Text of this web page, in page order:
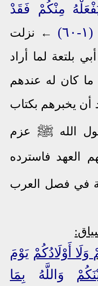
مِنْكُمْ فَقَدْ
(١-٦٠) ←
نزلت
بلتعة لما أراد
كان له عندهم
أن يخبرهم بكتاب
الله ﷺ
عزم
العهد فاسترده
في فصل العرب
وَلَا أَوْلَادُكُمْ يَوْمَ
وَاللَّهُ بِمَا